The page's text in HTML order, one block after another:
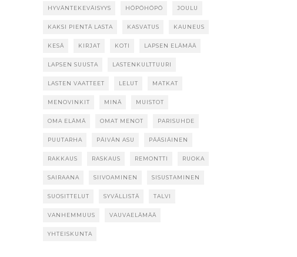
HYVÄNTEKEVÄISYYS HÖPÖHÖPÖ JOULU
KAKSI PIENTÄ LASTA KASVATUS KAUNEUS
KESÄ KIRJAT KOTI LAPSEN ELÄMÄÄ
LAPSEN SUUSTA LASTENKULTTUURI
LASTEN VAATTEET LELUT MATKAT
MENOVINKIT MINÄ MUISTOT
OMA ELÄMÄ OMAT MENOT PARISUHDE
PUUTARHA PÄIVÄN ASU PÄÄSIÄINEN
RAKKAUS RASKAUS REMONTTI RUOKA
SAIRAANA SIIVOAMINEN SISUSTAMINEN
SUOSITTELUT SYVÄLLISTÄ TALVI
VANHEMMUUS VAUVAELÄMÄÄ
YHTEISKUNTA